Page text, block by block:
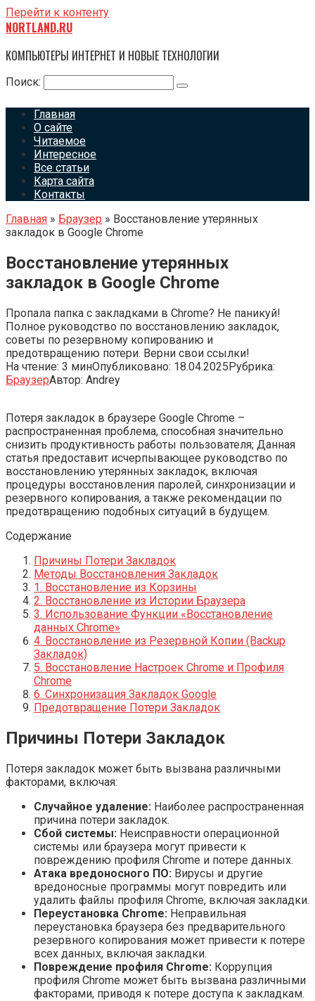
Перейти к контенту
NORTLAND.RU
КОМПЬЮТЕРЫ ИНТЕРНЕТ И НОВЫЕ ТЕХНОЛОГИИ
Поиск:
Главная
О сайте
Читаемое
Интересное
Все статьи
Карта сайта
Контакты
Главная » Браузер » Восстановление утерянных
закладок в Google Chrome
Восстановление утерянных
закладок в Google Chrome
Пропала папка с закладками в Chrome? Не паникуй!
Полное руководство по восстановлению закладок,
советы по резервному копированию и
предотвращению потери. Верни свои ссылки!
На чтение: 3 минОпубликовано: 18.04.2025Рубрика:
БраузерАвтор: Andrey
Потеря закладок в браузере Google Chrome –
распространенная проблема, способная значительно
снизить продуктивность работы пользователя; Данная
статья предоставит исчерпывающее руководство по
восстановлению утерянных закладок, включая
процедуры восстановления паролей, синхронизации и
резервного копирования, а также рекомендации по
предотвращению подобных ситуаций в будущем.
Содержание
Причины Потери Закладок
Методы Восстановления Закладок
1. Восстановление из Корзины
2. Восстановление из Истории Браузера
3. Использование Функции «Восстановление
данных Chrome»
4. Восстановление из Резервной Копии (Backup
Закладок)
5. Восстановление Настроек Chrome и Профиля
Chrome
6. Синхронизация Закладок Google
Предотвращение Потери Закладок
Причины Потери Закладок
Потеря закладок может быть вызвана различными
факторами, включая:
Случайное удаление: Наиболее распространенная
причина потери закладок.
Сбой системы: Неисправности операционной
системы или браузера могут привести к
повреждению профиля Chrome и потере данных.
Атака вредоносного ПО: Вирусы и другие
вредоносные программы могут повредить или
удалить файлы профиля Chrome, включая закладки.
Переустановка Chrome: Неправильная
переустановка браузера без предварительного
резервного копирования может привести к потере
всех данных, включая закладки.
Повреждение профиля Chrome: Коррупция
профиля Chrome может быть вызвана различными
факторами, приводя к потере доступа к закладкам.